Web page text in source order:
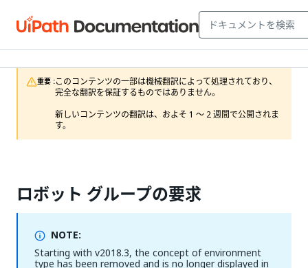
重要 :このコンテンツの一部は機械翻訳によって処理されており、
完全な翻訳を保証するものではありません。
新しいコンテンツの翻訳は、およそ 1 ～ 2 週間で公開されま
す。
ロボット グループの要求
NOTE:
Starting with v2018.3, the concept of environment
type has been removed and is no longer displayed in